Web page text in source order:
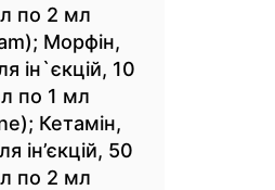
по 2 мл
Морфін,
ін`єкцій, 10
по 1 мл
Кетамін,
ін’єкцій, 50
по 2 мл